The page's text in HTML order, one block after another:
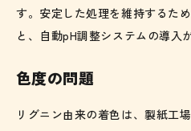
す。安定した処理を維持するた
と、自動pH調整システムの導入
色度の問題
リグニン由来の着色は、製紙工